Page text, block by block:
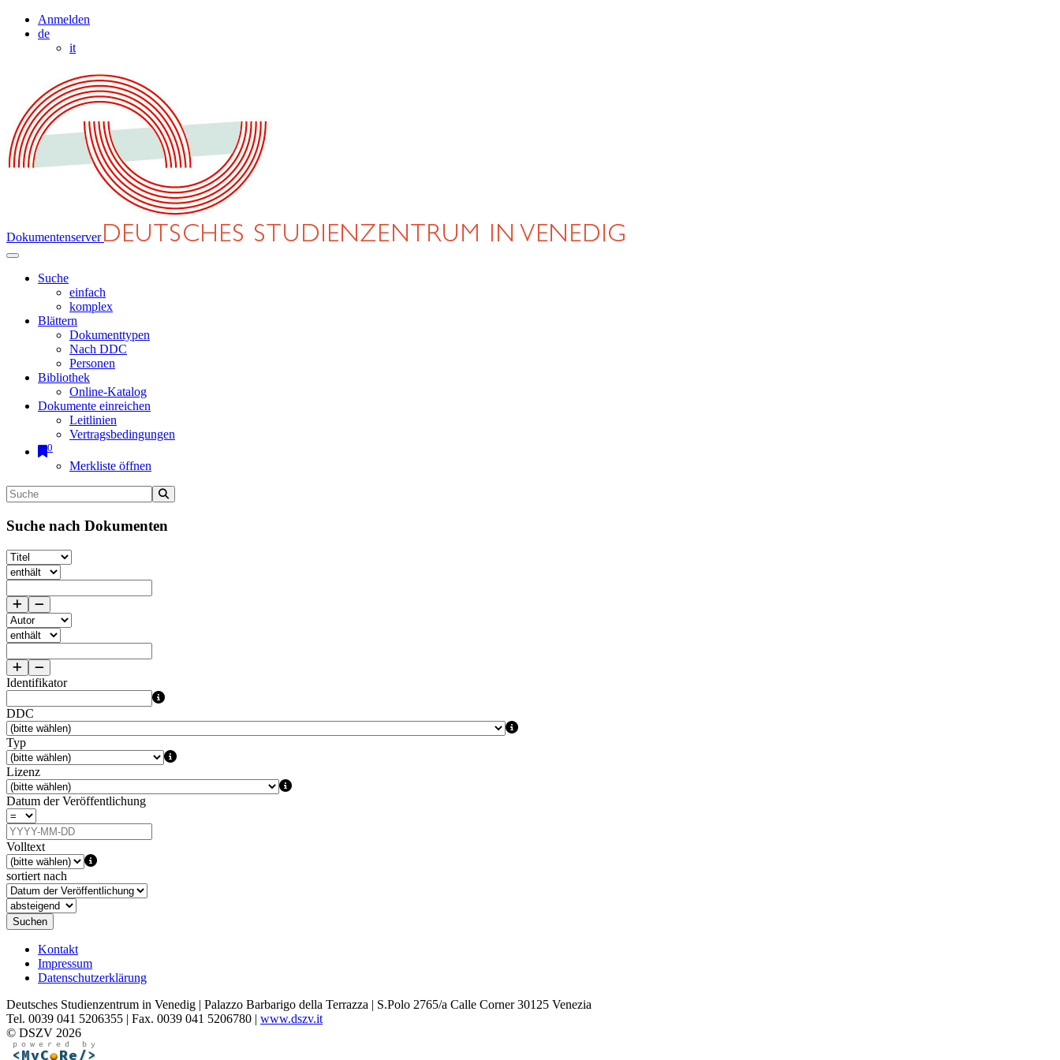
Anmelden
de
it
Dokumentenserver
Suche
einfach
komplex
Blättern
Dokumenttypen
Nach DDC
Personen
Bibliothek
Online-Katalog
Dokumente einreichen
Leitlinien
Vertragsbedingungen
0
Merkliste öffnen
Suche nach Dokumenten
Identifikator
DDC
Typ
Lizenz
Datum der Veröffentlichung
Volltext
sortiert nach
Suchen
Kontakt
Impressum
Datenschutzerklärung
Deutsches Studienzentrum in Venedig | Palazzo Barbarigo della Terrazza | S.Polo 2765/a Calle Corner 30125 Venezia
Tel. 0039 041 5206355 | Fax. 0039 041 5206780 | www.dszv.it
© DSZV 2026